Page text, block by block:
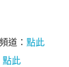
道： 點此
點此